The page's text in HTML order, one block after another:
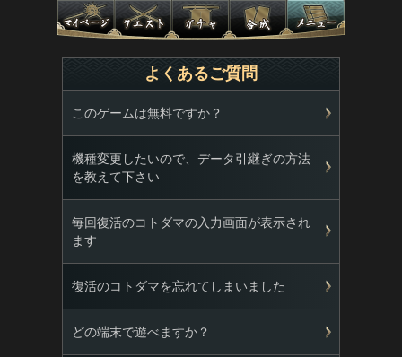
よくあるご質問
このゲームは無料ですか？
機種変更したいので、データ引継ぎの方法
を教えて下さい
毎回復活のコトダマの入力画面が表示され
ます
復活のコトダマを忘れてしまいました
どの端末で遊べますか？